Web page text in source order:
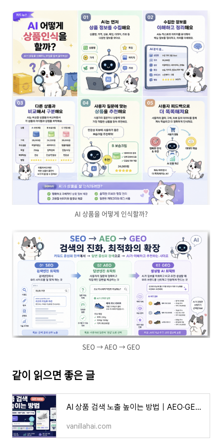
AI 상품을 어떻게 인식할까?
SEO → AEO → GEO
같이 읽으면 좋은 글
AI 상품 검색 노출 높이는 방법｜AEO·GEO와 상품 구조화 데이터·구글 머천트센터·스마트스토어
vanillahai.com